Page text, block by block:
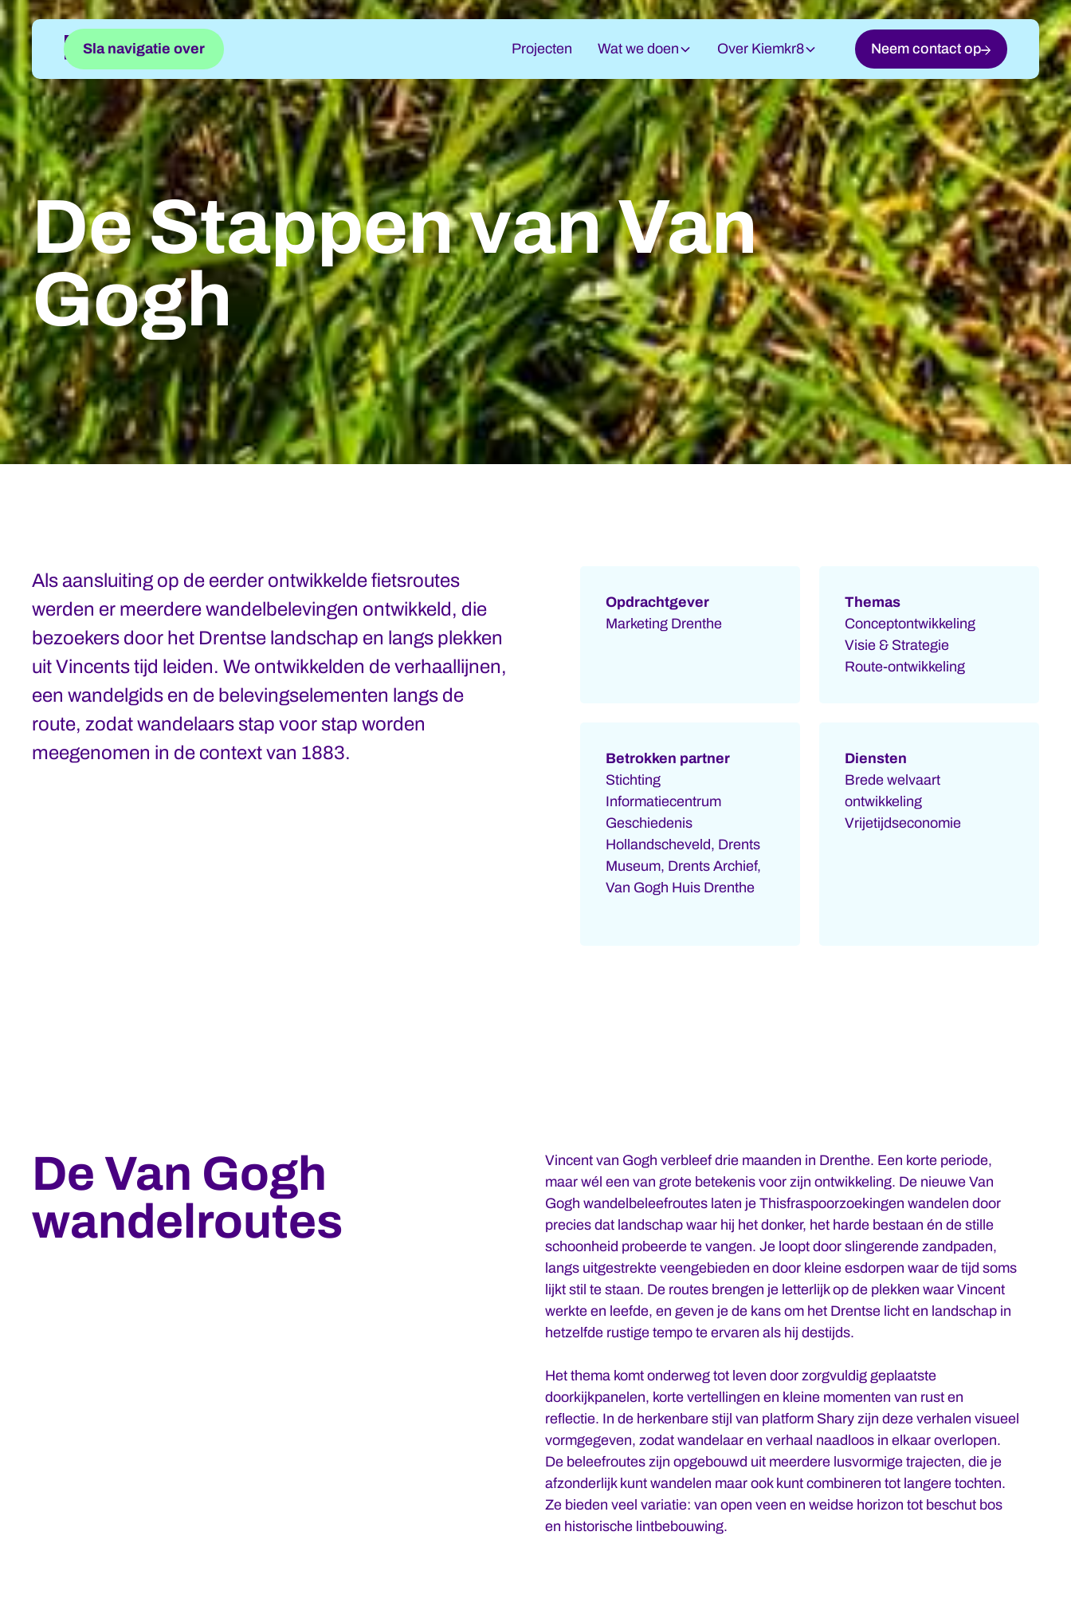
Sla navigatie over Projecten Wat we doen Over Kiemkr8 Neem contact op
De Stappen van Van
Gogh
Als aansluiting op de eerder ontwikkelde fietsroutes
werden er meerdere wandelbelevingen ontwikkeld, die
bezoekers door het Drentse landschap en langs plekken
uit Vincents tijd leiden. We ontwikkelden de verhaallijnen,
een wandelgids en de belevingselementen langs de
route, zodat wandelaars stap voor stap worden
meegenomen in de context van 1883.
Opdrachtgever
Marketing Drenthe
Themas
Conceptontwikkeling
Visie & Strategie
Route-ontwikkeling
Betrokken partner
Stichting
Informatiecentrum
Geschiedenis
Hollandscheveld, Drents
Museum, Drents Archief,
Van Gogh Huis Drenthe
Diensten
Brede welvaart
ontwikkeling
Vrijetijdseconomie
De Van Gogh
wandelroutes
Vincent van Gogh verbleef drie maanden in Drenthe. Een korte periode,
maar wél een van grote betekenis voor zijn ontwikkeling. De nieuwe Van
Gogh wandelbeleefroutes laten je Thisfraspoorzoekingen wandelen door
precies dat landschap waar hij het donker, het harde bestaan én de stille
schoonheid probeerde te vangen. Je loopt door slingerende zandpaden,
langs uitgestrekte veengebieden en door kleine esdorpen waar de tijd soms
lijkt stil te staan. De routes brengen je letterlijk op de plekken waar Vincent
werkte en leefde, en geven je de kans om het Drentse licht en landschap in
hetzelfde rustige tempo te ervaren als hij destijds.
Het thema komt onderweg tot leven door zorgvuldig geplaatste
doorkijkpanelen, korte vertellingen en kleine momenten van rust en
reflectie. In de herkenbare stijl van platform Shary zijn deze verhalen visueel
vormgegeven, zodat wandelaar en verhaal naadloos in elkaar overlopen.
De beleefroutes zijn opgebouwd uit meerdere lusvormige trajecten, die je
afzonderlijk kunt wandelen maar ook kunt combineren tot langere tochten.
Ze bieden veel variatie: van open veen en weidse horizon tot beschut bos
en historische lintbebouwing.